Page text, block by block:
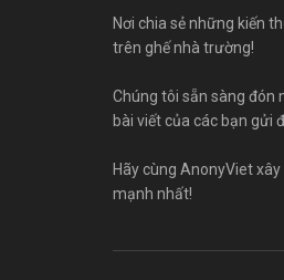
Nơi chia sẻ những kiến
trên ghế nhà trường!
Chúng tôi sẵn sàng đón
bài viết của các bạn gửi
Hãy cùng AnonyViet
mạnh nhất!